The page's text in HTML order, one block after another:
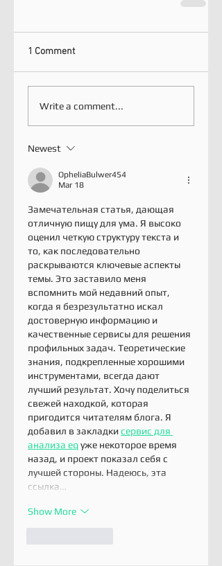
1 Comment
Write a comment...
Newest
OpheliaBulwer454
Mar 18
Замечательная статья, дающая
отличную пищу для ума. Я высоко
оценил четкую структуру текста и
то, как последовательно
раскрываются ключевые аспекты
темы. Это заставило меня
вспомнить мой недавний опыт,
когда я безрезультатно искал
достоверную информацию и
качественные сервисы для решения
профильных задач. Теоретические
знания, подкрепленные хорошими
инструментами, всегда дают
лучший результат. Хочу поделиться
свежей находкой, которая
пригодится читателям блога. Я
добавил в закладки сервис для
анализа eq уже некоторое время
назад, и проект показал себя с
лучшей стороны. Надеюсь, эта
ссылка…
Show More